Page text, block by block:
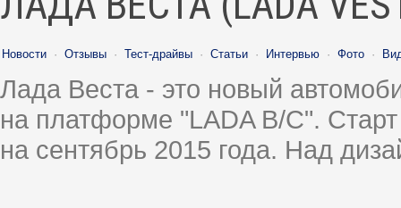
Новости · Отзывы · Тест-драйвы · Статьи · Интервью · Фото ·
Лада Веста - это новый
на платформе "LADA B/C".
на сентябрь 2015 года. Над